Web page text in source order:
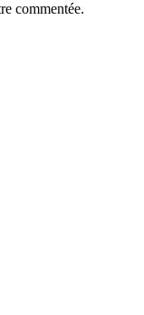
commentée.